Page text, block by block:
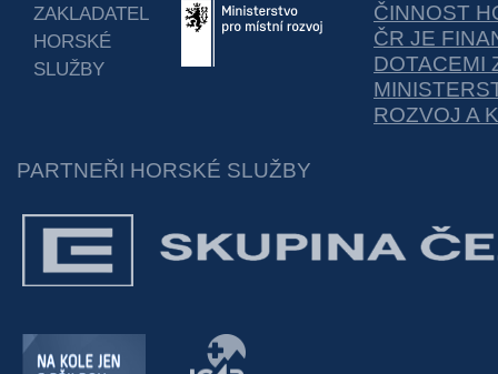
ZAKLADATEL
HORSKÉ
SLUŽBY
ČINNOST
ČR JE
DOTACEMI
ROZVOJ A
PARTNEŘI HORSKÉ SLUŽBY